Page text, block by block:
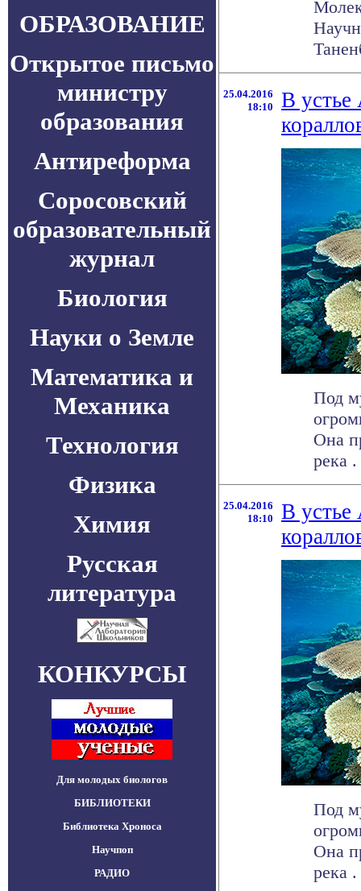
ОБРАЗОВАНИЕ
Открытое письмо
министру
образования
Антиреформа
Соросовский
образовательный
журнал
Биология
Науки о Земле
Математика и
Механика
Технология
Физика
Химия
Русская
литература
КОНКУРСЫ
Для молодых биологов
БИБЛИОТЕКИ
Библиотека Хроноса
Научпоп
РАДИО
25.04.2016
18:10
В устье
Под
Она
река
25.04.2016
18:10
В устье
Под
Она
река